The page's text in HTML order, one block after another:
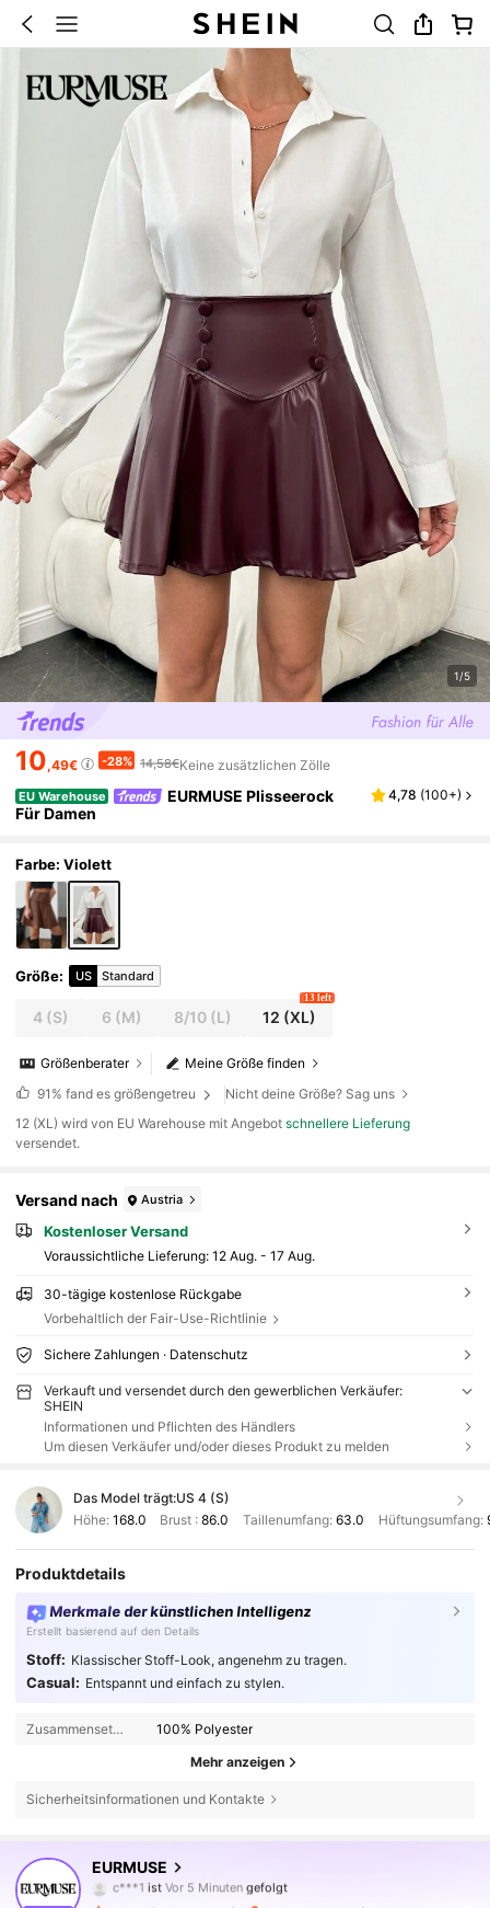
1/5
10,49€ -28% 14,58€Keine zusätzlichen Zölle
EU Warehouse
EURMUSE Plisseerock
Für Damen
4,78 (100+)
Farbe: Violett
Größe: US Standard
4 (S) 6 (M) 8/10(L) 12 (XL)
13 left
Meine Größe finden
Größenberater
91% fand es größengetreu
Nicht deine Größe? Sag uns
​12 (XL) wird von EU Warehouse mit Angebotschnellere Lieferung
versendet.
Versand nach Austria
Kostenloser Versand
Voraussichtliche Lieferung: 12 Aug. - 17 Aug.
30-tägige kostenlose Rückgabe
Vorbehaltlich der Fair-Use-Richtlinie
Sichere Zahlungen · Datenschutz
Verkauft und versendet durch den gewerblichen Verkäufer:
SHEIN
Informationen und Pflichten des Händlers
Um diesen Verkäufer und/oder dieses Produkt zu melden
Das Model trägt:US 4 (S)
Höhe: 168.0 Brust :86.0 Taillenumfang: 63.0 Hüftungsumfang:
Produktdetails
Merkmale der künstlichen Intelligenz
Erstellt basierend auf den Details
Stoff: Klassischer Stoff-Look, angenehm zu tragen.
Casual: Entspannt und einfach zu stylen.
Zusammensetzung: 100% Polyester
Mehr anzeigen
Sicherheitsinformationen und Kontakte
EURMUSE
a***4 ist am Durchsuchen